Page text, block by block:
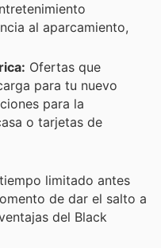
al aparcamiento,
Ofertas que
para tu nuevo
para la
o tarjetas de
limitado antes
de dar el salto a
del Black